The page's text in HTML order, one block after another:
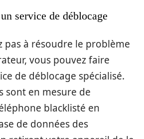
service de déblocage
pas à résoudre le problème
vous pouvez faire
de déblocage spécialisé.
sont en mesure de
blacklisté en
de données des